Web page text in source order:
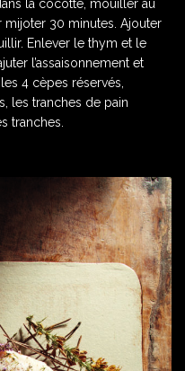
la cocotte, mouiller au
30 minutes. Ajouter
Enlever le thym et le
l’assaisonnement et
4 cèpes réservés,
les tranches de pain
tranches.